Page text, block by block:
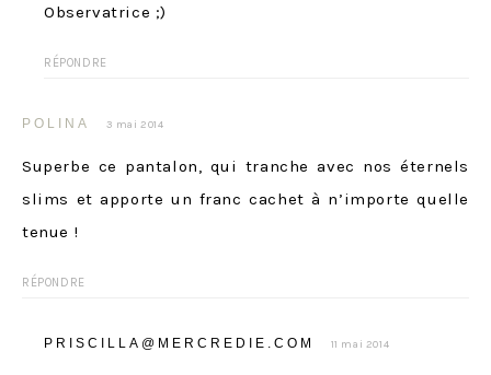
Observatrice ;)
RÉPONDRE
POLINA 3 mai 2014
Superbe ce pantalon, qui tranche avec nos éternels
slims et apporte un franc cachet à n’importe quelle
tenue !
RÉPONDRE
PRISCILLA@MERCREDIE.COM 11 mai 2014